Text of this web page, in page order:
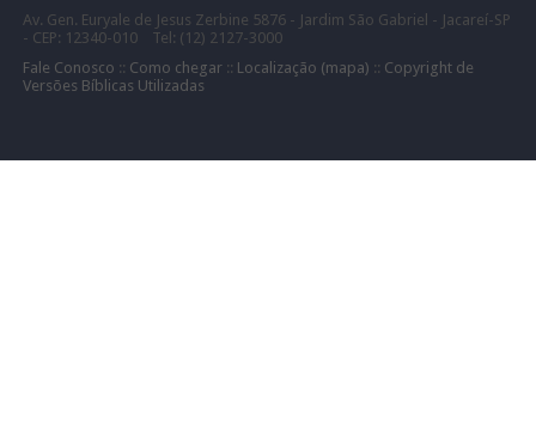
Av. Gen. Euryale de Jesus Zerbine 5876 - Jardim São Gabriel - Jacareí-SP
- CEP: 12340-010 Tel: (12) 2127-3000
Fale Conosco :: Como chegar:: Localização (mapa) :: Copyright de
Versões Bíblicas Utilizadas